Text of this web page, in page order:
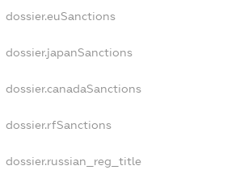
dossier.euSanctions
dossier.japanSanctions
dossier.canadaSanctions
dossier.rfSanctions
dossier.russian_reg_title